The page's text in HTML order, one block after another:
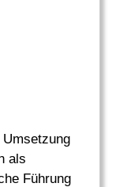
als
Führung